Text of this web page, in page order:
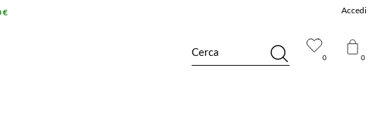
0 0
Cerca
Accedi
€